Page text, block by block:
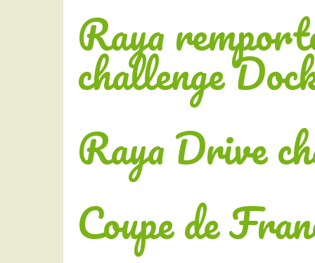
Raya
challenge
Raya Drive
Coupe de